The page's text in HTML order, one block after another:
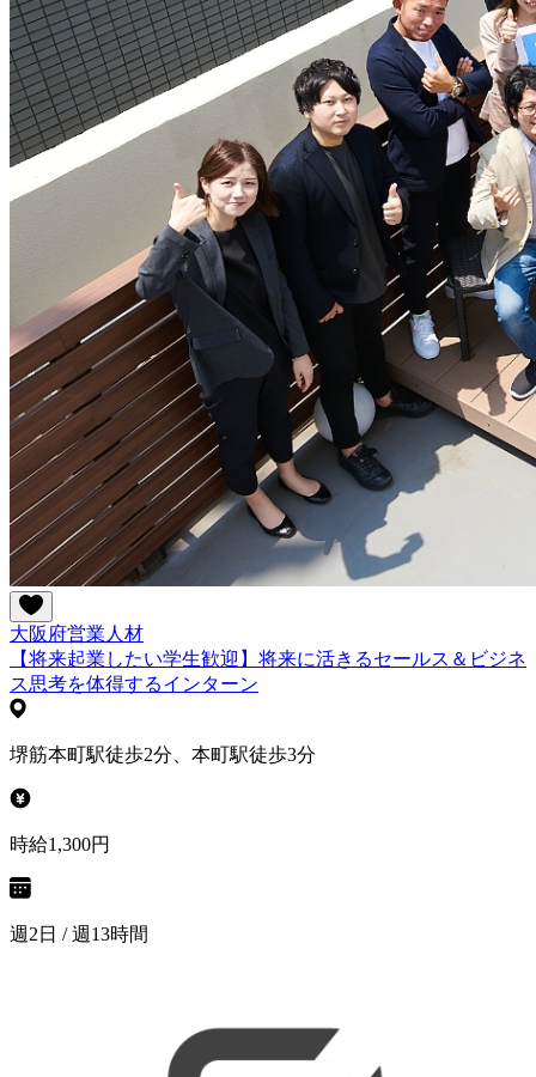
大阪府営業 人材
【将来起業したい学生歓迎】将来に活きるセールス＆ビジネ
ス思考を体得するインターン
堺筋本町駅徒歩2分、本町駅徒歩3分
時給1,300円
週2日 / 週13時間